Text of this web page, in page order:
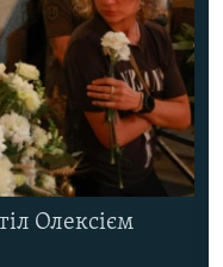
Олексієм